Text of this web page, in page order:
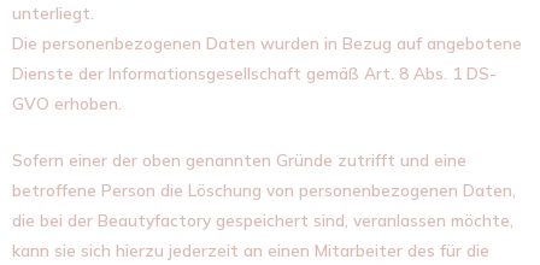
unterliegt.
Die personenbezogenen Daten wurden in Bezug auf angebotene
Dienste der Informationsgesellschaft gemäß Art. 8 Abs. 1 DS-
GVO erhoben.
Sofern einer der oben genannten Gründe zutrifft und eine
betroffene Person die Löschung von personenbezogenen Daten,
die bei der Beautyfactory gespeichert sind, veranlassen möchte,
kann sie sich hierzu jederzeit an einen Mitarbeiter des für die